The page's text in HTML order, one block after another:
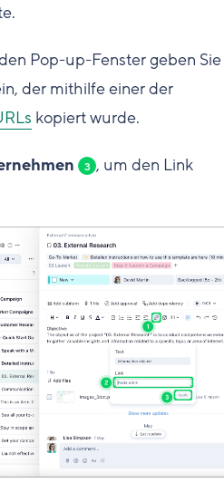
Pop-up-Fenster geben
der mithilfe einer der
kopiert wurde.
3 , um den Link